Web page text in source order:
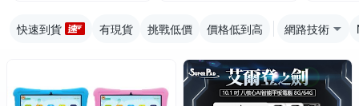
快速到貨 有現貨 挑戰低價 價格低到高 網路技術